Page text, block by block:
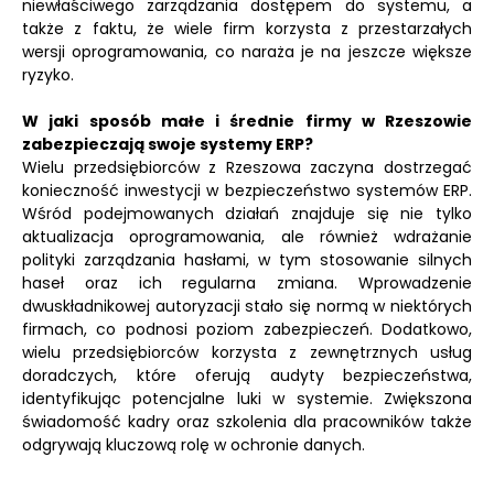
niewłaściwego zarządzania dostępem do systemu, a
także z faktu, że wiele firm korzysta z przestarzałych
wersji oprogramowania, co naraża je na jeszcze większe
ryzyko.
W jaki sposób małe i średnie firmy w Rzeszowie
zabezpieczają swoje systemy ERP?
Wielu przedsiębiorców z Rzeszowa zaczyna dostrzegać
konieczność inwestycji w bezpieczeństwo systemów ERP.
Wśród podejmowanych działań znajduje się nie tylko
aktualizacja oprogramowania, ale również wdrażanie
polityki zarządzania hasłami, w tym stosowanie silnych
haseł oraz ich regularna zmiana. Wprowadzenie
dwuskładnikowej autoryzacji stało się normą w niektórych
firmach, co podnosi poziom zabezpieczeń. Dodatkowo,
wielu przedsiębiorców korzysta z zewnętrznych usług
doradczych, które oferują audyty bezpieczeństwa,
identyfikując potencjalne luki w systemie. Zwiększona
świadomość kadry oraz szkolenia dla pracowników także
odgrywają kluczową rolę w ochronie danych.